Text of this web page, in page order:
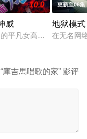
，开始朝着实现人类
10.0
威
平凡女高中生·志津香
更新至06集
地狱模
在无名网
庫吉馬唱歌的家” 影评